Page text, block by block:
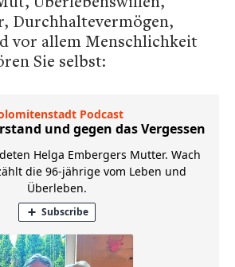
Durchhaltevermögen,
vor allem Menschlichkeit
Sie selbst: